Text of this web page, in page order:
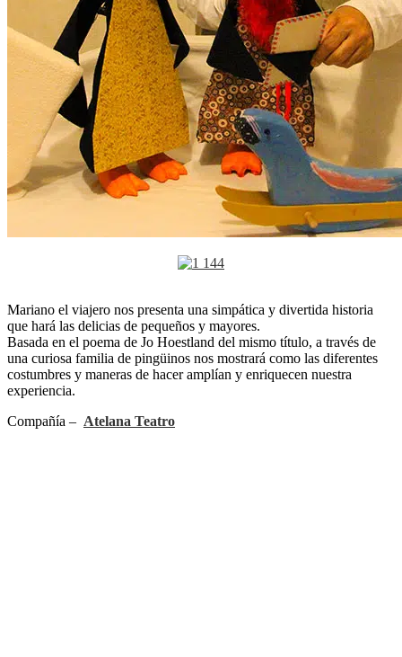
Mariano el viajero nos presenta una simpática y divertida historia
que hará las delicias de pequeños y mayores.
Basada en el poema de Jo Hoestland del mismo título, a través de
una curiosa familia de pingüinos nos mostrará como las diferentes
costumbres y maneras de hacer amplían y enriquecen nuestra
experiencia.
Compañía – Atelana Teatro